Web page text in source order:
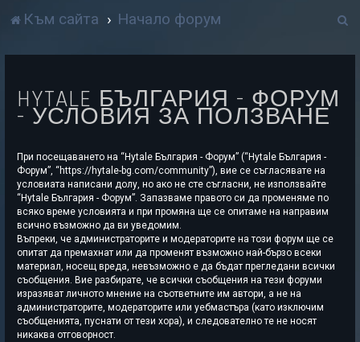
Към сайта Начало форум
HYTALE БЪЛГАРИЯ - ФОРУМ
- УСЛОВИЯ ЗА ПОЛЗВАНЕ
При посещаването на “Hytale България - Форум” (“Hytale България -
Форум”, “https://hytale-bg.com/community”), вие се съгласявате на
условиата написани долу, но ако не сте съгласни, не използвайте
“Hytale България - Форум”. Запазваме правото си да променяме по
всяко време условията и при промяна ще се опитаме на направим
всично възможно да ви уведомим.
Въпреки, че администраторите и модераторите на този форум ще се
опитат да премахнат или да променят възможно най-бързо всеки
материал, носещ вреда, невъзможно е да бъдат прегледани всички
съобщения. Вие разбирате, че всички съобщения на тези форуми
изразяват личното мнение на съответните им автори, а не на
администраторите, модераторите или уебмастъра (като изключим
съобщенията, пуснати от тези хора), и следователно те не носят
никаква отговорност.